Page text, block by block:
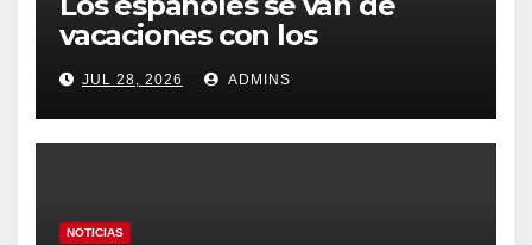
vacaciones con los
carburantes hasta un 21%
más caros que el año pasado
y los hoteles disparados
JUL 28, 2026 ADMINS
NOTICIAS